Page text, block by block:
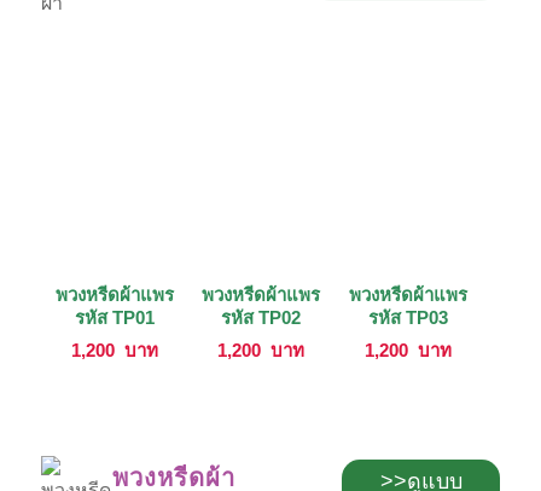
พวงหรีดผ้าแพร
รหัส TP01
1,200 บาท
พวงหรีดผ้าแพร
รหัส TP02
1,200 บาท
พวงหรีดผ้าแพร
รหัส TP03
1,200 บาท
พวงหรีดผ้า
>>ดูแบบ